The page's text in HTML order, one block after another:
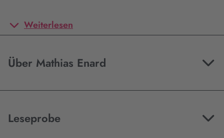
Weiterlesen
Über Mathias Enard
Leseprobe